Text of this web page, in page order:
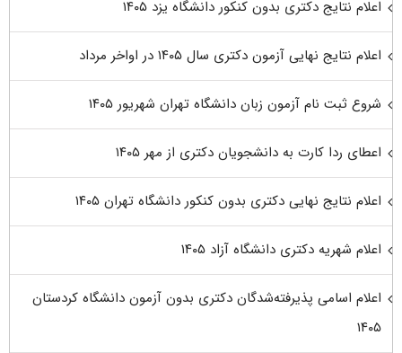
اعلام نتایج دکتری بدون کنکور دانشگاه یزد ۱۴۰۵
اعلام نتایج نهایی آزمون دکتری سال ۱۴۰۵ در اواخر مرداد
شروع ثبت نام آزمون زبان دانشگاه تهران شهریور ۱۴۰۵
اعطای ردا کارت به دانشجویان دکتری از مهر ۱۴۰۵
اعلام نتایج نهایی دکتری بدون کنکور دانشگاه تهران ۱۴۰۵
اعلام شهریه دکتری دانشگاه آزاد ۱۴۰۵
اعلام اسامی پذیرفته‌شدگان دکتری بدون آزمون دانشگاه کردستان
۱۴۰۵